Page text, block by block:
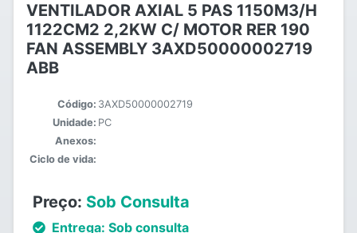
VENTILADOR AXIAL 5 PAS 1150M3/H
1122CM2 2,2KW C/ MOTOR RER 190
FAN ASSEMBLY 3AXD50000002719
ABB
Código: 3AXD50000002719
Unidade: PC
Anexos:
Ciclo de vida:
Preço: Sob Consulta
Entrega: Sob consulta